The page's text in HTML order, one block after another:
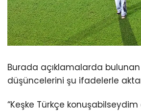
Burada açıklamalarda
düşüncelerini şu ifadelerle
“Keşke Türkçe